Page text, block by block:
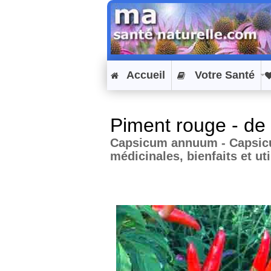
Accueil Votre Santé
Piment rouge -
Capsicum annuum -
médicinales, bienfaits et